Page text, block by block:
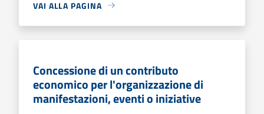
VAI ALLA PAGINA
Concessione di un contributo
economico per l'organizzazione di
manifestazioni, eventi o iniziative